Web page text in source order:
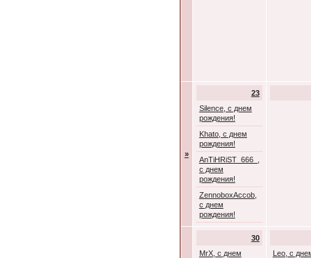
»
23
Silence, с днем
рождения!
Khato, с днем
рождения!
AnTiHRiST_666_,
с днем
рождения!
ZennoboxAccob,
с днем
рождения!
30
MrX, с днем
Leo, с